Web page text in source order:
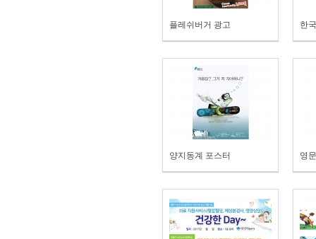
플레쉬버거 광고 한
양지동계 포스터 영